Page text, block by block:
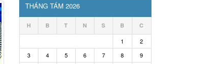
THÁNG TÁM 2026
H B T N S B C
1
2
3
4 5 6 7 8
9